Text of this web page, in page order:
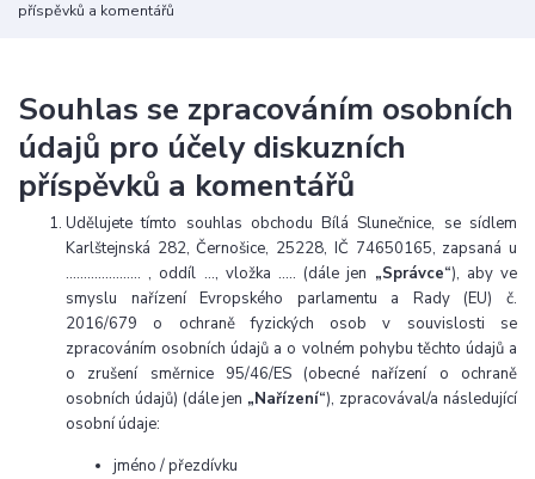
příspěvků a komentářů
Souhlas se zpracováním osobních
údajů pro účely diskuzních
příspěvků a komentářů
Udělujete tímto souhlas obchodu Bílá Slunečnice, se sídlem
Karlštejnská 282, Černošice, 25228, IČ 74650165, zapsaná u
………………… , oddíl …, vložka ….. (dále jen „Správce“), aby ve
smyslu nařízení Evropského parlamentu a Rady (EU) č.
2016/679 o ochraně fyzických osob v souvislosti se
zpracováním osobních údajů a o volném pohybu těchto údajů a
o zrušení směrnice 95/46/ES (obecné nařízení o ochraně
osobních údajů) (dále jen „Nařízení“), zpracovával/a následující
osobní údaje:
jméno / přezdívku